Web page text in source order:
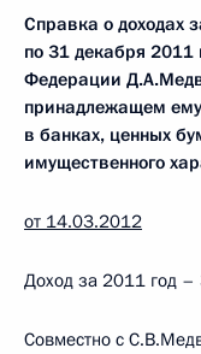
Справка о доходах
по 31 декабря 2011
Федерации
принадлежащем
в банках, ценных
имущественного
от 14.03.2012
Доход за 2011 год
Совместно с